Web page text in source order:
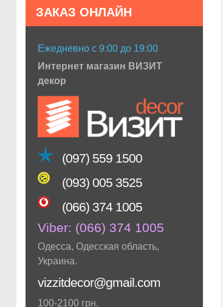
ЗАКАЗ ОНЛАЙН
Ежедневно с 9:00 до 19:00
Интернет магазин ВИЗИТ
декор
(097) 559 1500
(093) 005 3525
(066) 374 1005
Viber: (066) 374 1005
Одесса, Одесская область,
Украина.
vizzitdecor@gmail.com
100-2100 грн.